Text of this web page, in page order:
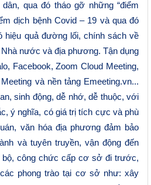
qua đó tháo gỡ những “điểm
dịch bệnh Covid – 19 và qua đó
hiệu quả đường lối, chính sách về
nước và địa phương. Tận dụng
Facebook, Zoom Cloud Meeting,
và nền tảng Emeeting.vn...
sinh động, dễ nhớ, dễ thuộc, với
ý nghĩa, có giá trị tích cực và phù
văn hóa địa phương đảm bảo
và tuyên truyền, vận động đến
bộ, công chức cấp cơ sở đi trước,
phong trào tại cơ sở như: xây